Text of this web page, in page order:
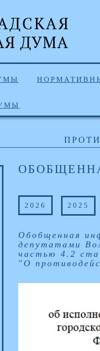
2026 2025
Обобщенная
депутатами
частью 4.2
"О